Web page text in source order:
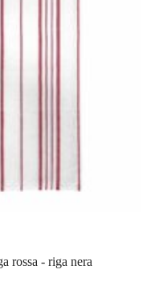
rossa - riga nera